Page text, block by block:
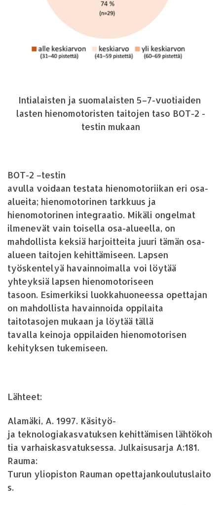
Intialaisten ja suomalaisten 5–7-vuotiaiden
lasten hienomotoristen taitojen taso BOT-2 -
testin mukaan
BOT-2 –testin
avulla voidaan testata hienomotoriikan eri osa-
alueita; hienomotorinen tarkkuus ja
hienomotorinen integraatio. Mikäli ongelmat
ilmenevät vain toisella osa-alueella, on
mahdollista keksiä harjoitteita juuri tämän osa-
alueen taitojen kehittämiseen. Lapsen
työskentelyä havainnoimalla voi löytää
yhteyksiä lapsen hienomotoriseen
tasoon. Esimerkiksi luokkahuoneessa opettajan
on mahdollista havainnoida oppilaita
taitotasojen mukaan ja löytää tällä
tavalla keinoja oppilaiden hienomotorisen
kehityksen tukemiseen.
Lähteet:
Alamäki, A. 1997. Käsityö-
ja teknologiakasvatuksen kehittämisen lähtökoh
tia varhaiskasvatuksessa. Julkaisusarja A:181.
Rauma:
Turun yliopiston Rauman opettajankoulutuslaito
s.